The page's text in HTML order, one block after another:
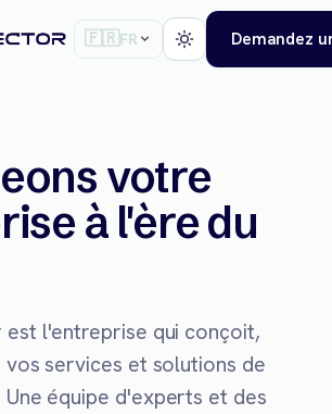
🇫🇷FR Demandez
votre
à l'ère du
l'entreprise qui conçoit,
services et solutions de
équipe d'experts et des